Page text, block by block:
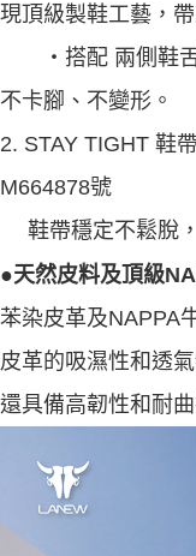
現頂級製鞋工藝，
‧搭配 兩側鞋舌
不卡腳、不變形。
2. STAY TIGHT
M664878號
鞋帶穩定不鬆脫，
●天然皮料及頂級
苯染皮革及NAPPA
皮革的吸濕性和透
還具備高韌性和耐曲